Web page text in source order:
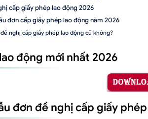
cấp giấy phép lao động 2026
đơn cấp giấy phép lao động năm 2026
nghị cấp giấy phép lao động cũ không?
lao động có cần đóng dấu doanh nghiệp không?
phép lao động ở đâu?
động mới nhất 2026
đơn đề nghị cấp giấy